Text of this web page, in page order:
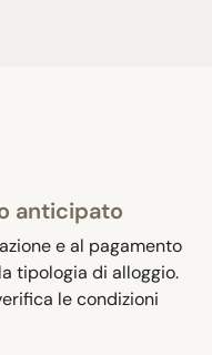
anticipato
e al pagamento
tipologia di alloggio.
le condizioni